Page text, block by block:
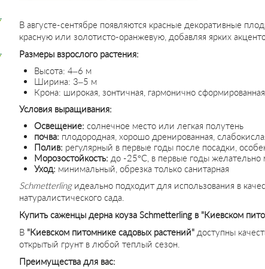
В августе-сентябре появляются красные декоративные
красную или золотисто-оранжевую, добавляя ярких
Размеры взрослого растения:
Высота: 4–6 м
Ширина: 3–5 м
Крона: широкая, зонтичная, гармонично сформированная
Условия выращивания:
Освещение: солнечное место или легкая полутень
почва: плодородная, хорошо дренированная,
Полив: регулярный в первые годы после посадки,
Морозостойкость: до -25°C, в первые годы желательно
Уход: минимальный, обрезка только санитарная
Schmetterlingидеально подходит для использования в
натуралистического сада.
Купить саженцы дерна коуза Schmetterling в "Киевском
В "Киевском питомнике садовых растений" доступны
открытый грунт в любой теплый сезон.
Преимущества для вас: